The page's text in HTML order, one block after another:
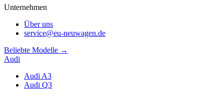
Unternehmen
Über uns
service@eu-neuwagen.de
Beliebte Modelle →
Audi
Audi A3
Audi Q3